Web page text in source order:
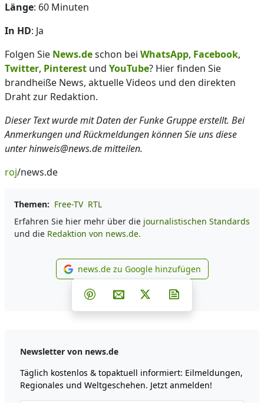
Länge: 60 Minuten
In HD: Ja
Folgen Sie News.deschon bei WhatsApp, Facebook,
Twitter, Pinterest und YouTube? Hier finden Sie
brandheiße News, aktuelle Videos und den direkten
Draht zur Redaktion.
Dieser Text wurde mit Daten der Funke Gruppe erstellt. Bei
Anmerkungen und Rückmeldungen können Sie uns diese
unter hinweis@news.de mitteilen.
roj/news.de
Themen: Free-TV RTL
Erfahren Sie hier mehr über die journalistischen Standards
und die Redaktion von news.de.
news.de zu Google
news.de zu Google hinzufügen
Teilen auf Facebook
Teilen auf Whatsapp
Teilen auf Telegram
Teilen auf Pinterest
Per E-Mail teilen
Post auf X
Newsletter von news.de
Täglich kostenlos & topaktuell informiert: Eilmeldungen,
Regionales und Weltgeschehen. Jetzt anmelden!